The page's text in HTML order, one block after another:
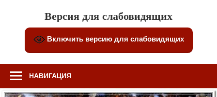
Версия для слабовидящих
Включить версию для слабовидящих
НАВИГАЦИЯ